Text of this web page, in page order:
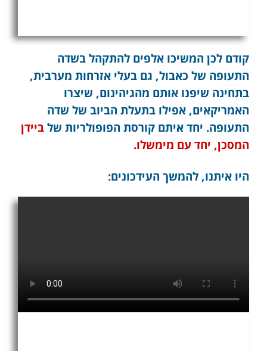
קודם לכן המשיכו אלפים להתקהל בשדה
התעופה של כאבול, גם בעלי אזרחות מערבית,
בתחינה שיפנו אותם מהגיהינום, שיצרו
האמריקאים, אפילו בתעלת הביוב של שדה
התעופה. יחד איתם קורסת הפופולריות של ביידן
המסכן, יחד עם מימשלו.
היו איתנו, להמשך העידכונים: